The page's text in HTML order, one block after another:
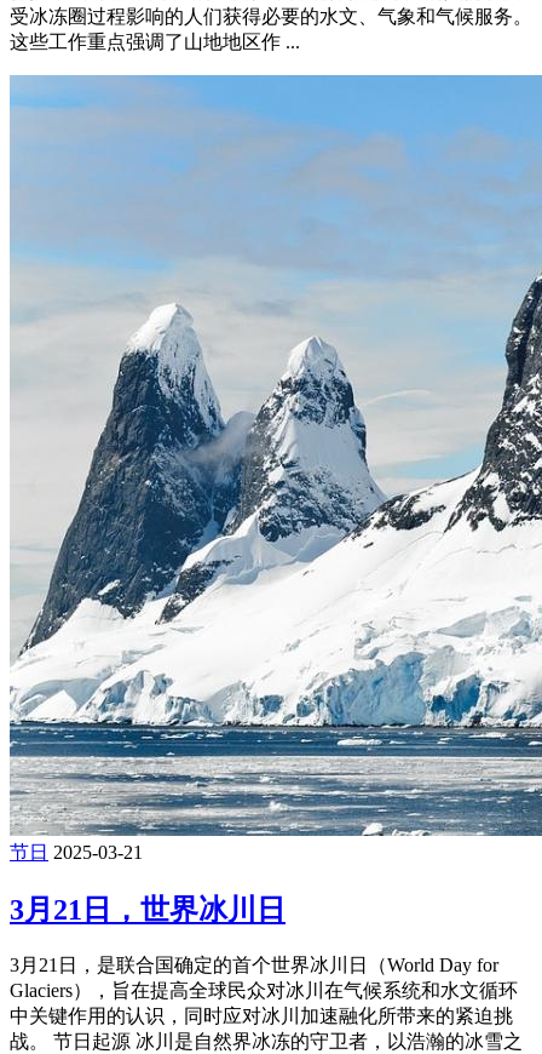
受冰冻圈过程影响的人们获得必要的水文、气象和气候服务。
这些工作重点强调了山地地区作 ...
节日 2025-03-21
3月21日，世界冰川日
3月21日，是联合国确定的首个世界冰川日（World Day for
Glaciers），旨在提高全球民众对冰川在气候系统和水文循环
中关键作用的认识，同时应对冰川加速融化所带来的紧迫挑
战‌。 节日起源 冰川是自然界冰冻的守卫者，以浩瀚的冰雪之